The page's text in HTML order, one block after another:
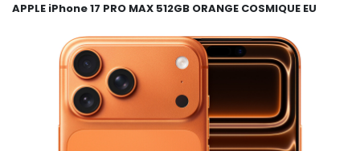
APPLE iPhone 17 PRO MAX 512GB ORANGE COSMIQUE EU